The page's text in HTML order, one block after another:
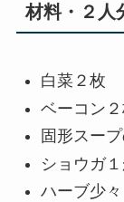
材料・２人
白菜２枚
ベーコン
固形スー
ショウガ
ハーブ少